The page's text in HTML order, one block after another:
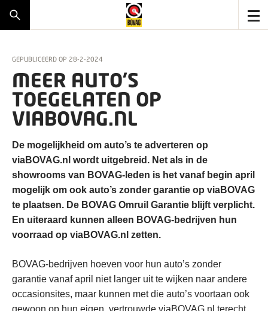
GEPUBLICEERD OP 28-2-2024
MEER AUTO’S
TOEGELATEN OP
VIABOVAG.NL
De mogelijkheid om auto’s te adverteren op
viaBOVAG.nl wordt uitgebreid. Net als in de
showrooms van BOVAG-leden is het vanaf begin april
mogelijk om ook auto’s zonder garantie op viaBOVAG
te plaatsen. De BOVAG Omruil Garantie blijft verplicht.
En uiteraard kunnen alleen BOVAG-bedrijven hun
voorraad op viaBOVAG.nl zetten.
BOVAG-bedrijven hoeven voor hun auto’s zonder
garantie vanaf april niet langer uit te wijken naar andere
occasionsites, maar kunnen met die auto’s voortaan ook
gewoon op hun eigen, vertrouwde viaBOVAG.nl terecht.